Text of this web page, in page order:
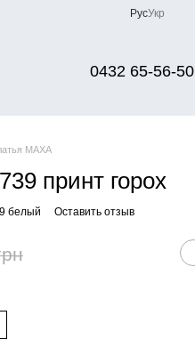
РусУкр
0432 65-56-50
МАХА
принт горох
белый Оставить отзыв